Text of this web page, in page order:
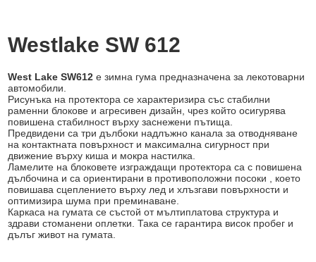
Westlake SW 612
West Lake SW612 е зимна гума предназначена за лекотоварни
автомобили.
Рисунъка на протектора се характеризира със стабилни
раменни блокове и агресивен дизайн, чрез който осигурява
повишена стабилност върху заснежени пътища.
Предвидени са три дълбоки надлъжно канала за отводняване
на контактната повърхност и максимална сигурност при
движение върху киша и мокра настилка.
Ламелите на блоковете изграждащи протектора са с повишена
дълбочина и са ориентирани в противоположни посоки , което
повишава сцеплението върху лед и хлъзгави повърхности и
оптимизира шума при преминаване.
Каркаса на гумата се състой от мълтиплатова структура и
здрави стоманени оплетки. Така се гарантира висок пробег и
дълъг живот на гумата.